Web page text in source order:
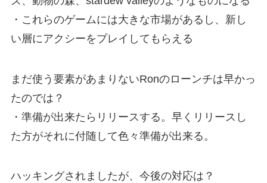
・これらのゲームには大きな市場があるし、新し
い層にアクシーをプレイしてもらえる
まだ使う要素があまりないRonのローンチは早かっ
たのでは？
・準備が出来たらリリースする。早くリリースし
た方がそれに付随して色々準備が出来る。
ハッキングされましたが、今後の対応は？